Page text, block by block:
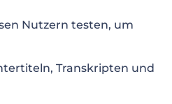
Nutzern testen, um
Transkripten und